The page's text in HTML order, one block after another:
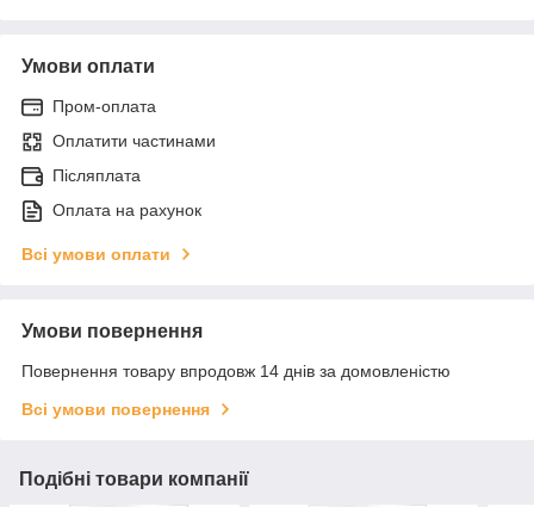
Умови оплати
Пром-оплата
Оплатити частинами
Післяплата
Оплата на рахунок
Всі умови оплати
Умови повернення
Повернення товару впродовж 14 днів за домовленістю
Всі умови повернення
Подібні товари компанії